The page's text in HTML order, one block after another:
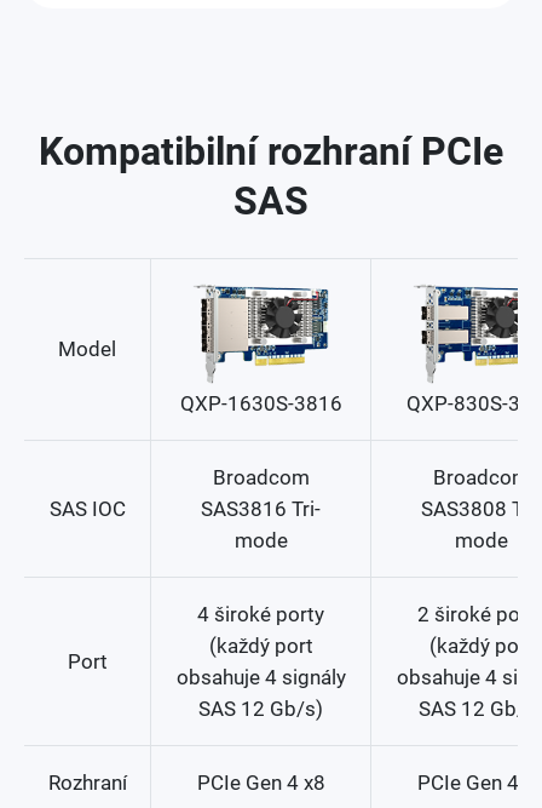
Kompatibilní rozhraní PCIe
SAS
Model
QXP-1630S-3816 QXP-830S-
SAS IOC
Broadcom
SAS3816 Tri-
mode
Broadcom
SAS3808 Tri-
mode
Port
4 široké porty
(každý port
obsahuje 4 signály
SAS 12 Gb/s)
2 široké
(každý port
obsahuje 4
SAS 12 Gb/s)
Rozhraní PCIe Gen 4 x8 PCIe Gen 4